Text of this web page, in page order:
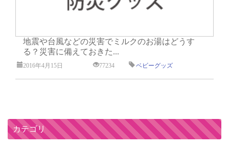
地震や台風などの災害でミルクのお湯はどうす
る？災害に備えておきた...
2016年4月15日 77234 ベビーグッズ
カテゴリ